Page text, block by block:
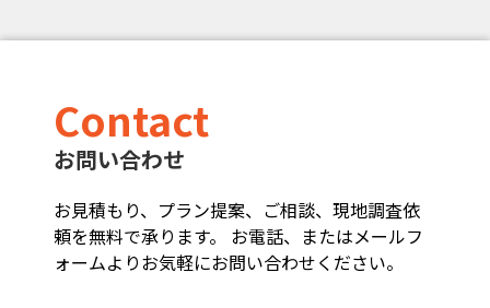
Contact
お問い合わせ
お見積もり、プラン提案、ご相談、現地調査依
頼を無料で承ります。 お電話、またはメールフ
ォームよりお気軽にお問い合わせください。